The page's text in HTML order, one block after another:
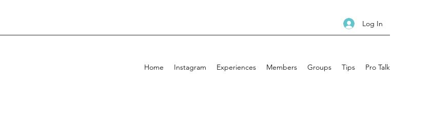
Log In
Home Instagram Experiences Members Groups Tips Pro Talk